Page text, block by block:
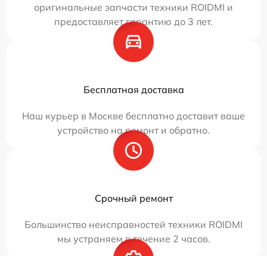
оригинальные запчасти техники ROIDMI и
предоставляет гарантию до 3 лет.
Бесплатная доставка
Наш курьер в Москве бесплатно доставит ваше
устройство на ремонт и обратно.
Срочный ремонт
Большинство неисправностей техники ROIDMI
мы устраняем в течение 2 часов.